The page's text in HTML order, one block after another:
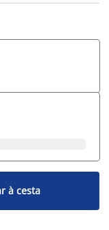
à cesta